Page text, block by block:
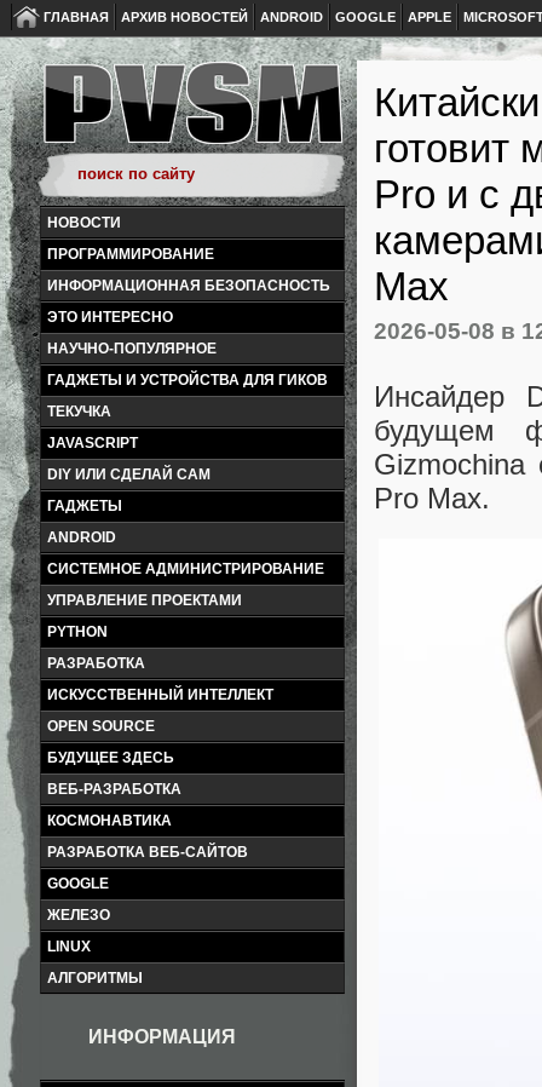
ГЛАВНАЯ АРХИВ НОВОСТЕЙ ANDROID GOOGLE APPLE
НОВОСТИ
ПРОГРАММИРОВАНИЕ
ИНФОРМАЦИОННАЯ БЕЗОПАСНОСТЬ
ЭТО ИНТЕРЕСНО
НАУЧНО-ПОПУЛЯРНОЕ
ГАДЖЕТЫ И УСТРОЙСТВА ДЛЯ ГИКОВ
ТЕКУЧКА
JAVASCRIPT
DIY ИЛИ СДЕЛАЙ САМ
ГАДЖЕТЫ
ANDROID
СИСТЕМНОЕ АДМИНИСТРИРОВАНИЕ
УПРАВЛЕНИЕ ПРОЕКТАМИ
PYTHON
РАЗРАБОТКА
ИСКУССТВЕННЫЙ ИНТЕЛЛЕКТ
OPEN SOURCE
БУДУЩЕЕ ЗДЕСЬ
ВЕБ-РАЗРАБОТКА
КОСМОНАВТИКА
РАЗРАБОТКА ВЕБ-САЙТОВ
GOOGLE
ЖЕЛЕЗО
LINUX
АЛГОРИТМЫ
ИНФОРМАЦИЯ
готовит
Pro и с
Max
2026-05-08 в
Инсайдер
будущем
Gizmochina
Pro Max.